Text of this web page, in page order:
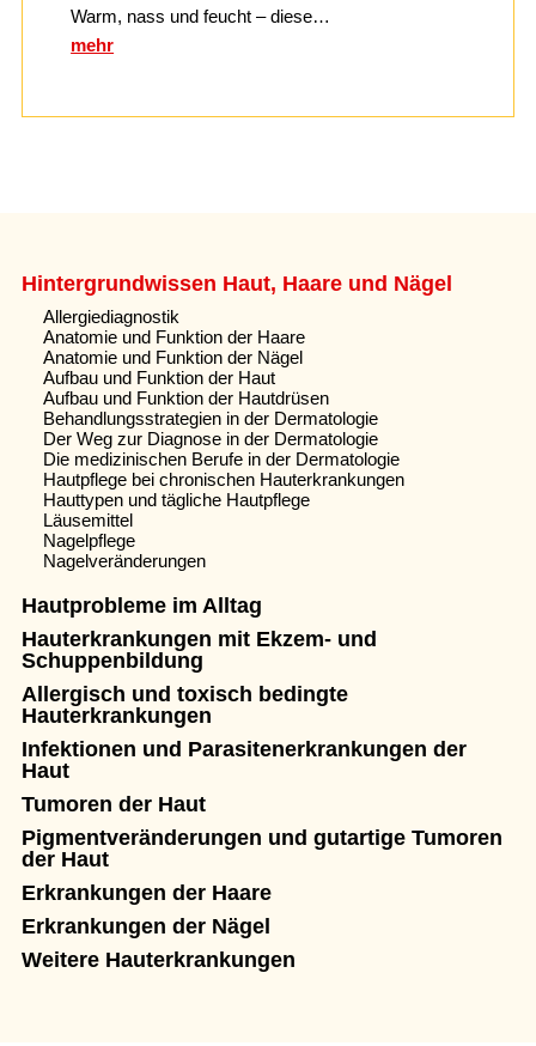
Warm, nass und feucht – diese…
mehr
Hintergrundwissen Haut, Haare und Nägel
Allergiediagnostik
Anatomie und Funktion der Haare
Anatomie und Funktion der Nägel
Aufbau und Funktion der Haut
Aufbau und Funktion der Hautdrüsen
Behandlungsstrategien in der Dermatologie
Der Weg zur Diagnose in der Dermatologie
Die medizinischen Berufe in der Dermatologie
Hautpflege bei chronischen Hauterkrankungen
Hauttypen und tägliche Hautpflege
Läusemittel
Nagelpflege
Nagelveränderungen
Hautprobleme im Alltag
Hauterkrankungen mit Ekzem- und
Schuppenbildung
Allergisch und toxisch bedingte
Hauterkrankungen
Infektionen und Parasitenerkrankungen der
Haut
Tumoren der Haut
Pigmentveränderungen und gutartige Tumoren
der Haut
Erkrankungen der Haare
Erkrankungen der Nägel
Weitere Hauterkrankungen